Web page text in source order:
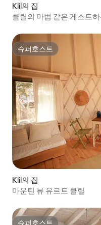
Klil의 집
클릴의 마법 같은 게스트
슈퍼호스트
슈퍼호스트
Klil의 집
마운틴 뷰 유르트 클릴
슈퍼호스트